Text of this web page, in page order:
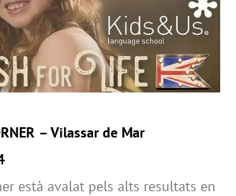
– Vilassar de Mar
està avalat pels alts resultats en